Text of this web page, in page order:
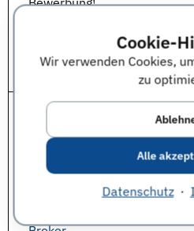
Cookie-
Wir verwenden Cookies,
zu
Alle
Datenschutz·
Vielen Dank für die
Jörg Brähmig, Country
Komm zum Dream Broker-
persönliche Botschaft an
Vielen Dank für die